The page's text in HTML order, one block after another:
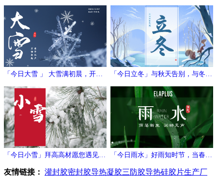
「今日大雪 」 大雪满初晨，开门
万象新
「今日立冬」与秋天告别，与冬日
相拥
「今日小雪」拜高高材愿您遇见冬
日的温暖与期待！
「今日雨水」好雨知时节，当春乃
发生
友情链接： 灌封胶密封胶导热凝胶三防胶导热硅胶片生产厂